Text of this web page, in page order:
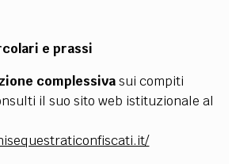
e prassi
complessivasui compiti
il suo sito web istituzionale al